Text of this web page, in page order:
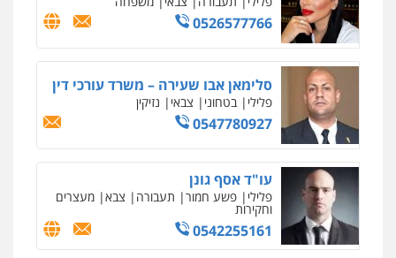
פלילי כלכלי עורכי דין לענייני אסירים
גיא זהבי משרד עורכי דין
פלילי משפחה
עו"ד איהאב ג'לג'ולי
פלילי מעצרים וחקירות
אסירים
0505216700